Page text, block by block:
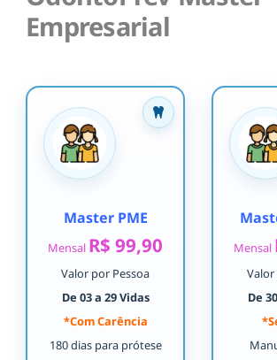
Empresarial
Master PME
Mensal R$ 99,90
Valor por Pessoa
De 03 a 29 Vidas
*Com Carência
180 dias para prótese
Mensal
Valor
De